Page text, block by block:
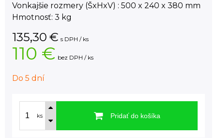
Vonkajšie rozmery (ŠxHxV) : 500 x 240 x 380 mm
Hmotnosť: 3 kg
135,30 € s DPH / ks
110 € bez DPH / ks
Do 5 dní
ks Pridať do košíka